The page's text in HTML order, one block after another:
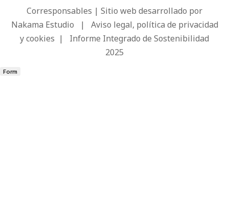
Corresponsables | Sitio web desarrollado por
Nakama Estudio | Aviso legal, política de privacidad
y cookies | Informe Integrado de Sostenibilidad
2025
Form